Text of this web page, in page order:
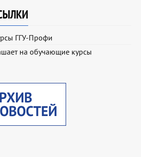
ГГУ-Профи
на обучающие курсы